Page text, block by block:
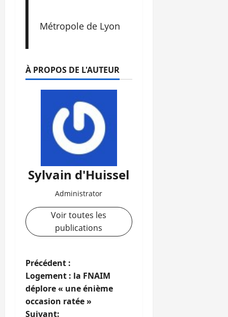
Métropole de Lyon
À PROPOS DE L'AUTEUR
Sylvain d'Huissel
Administrator
Voir toutes les
publications
N
a
v
Précédent :
Logement : la FNAIM
déplore « une énième
occasion ratée »
Suivant: